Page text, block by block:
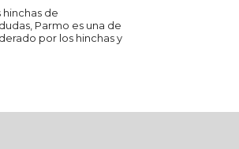
de
por los hinchas y